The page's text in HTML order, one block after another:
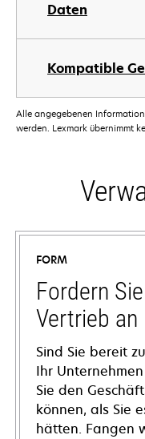
Daten
Kompatible
Alle angegebenen
werden. Lexmark übernimmt
FORM
Fordern
Vertrieb an
Sind Sie bereit
Ihr
Sie den
können, als Sie
hätten. Fangen